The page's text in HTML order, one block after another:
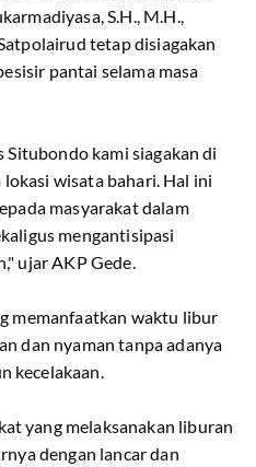
S.H., M.H.,
tetap disiagakan
pantai selama masa
kami siagakan di
wisata bahari. Hal ini
masyarakat dalam
mengantisipasi
ujar AKP Gede.
memanfaatkan waktu libur
dan nyaman tanpa adanya
kecelakaan.
yang melaksanakan liburan
dengan lancar dan